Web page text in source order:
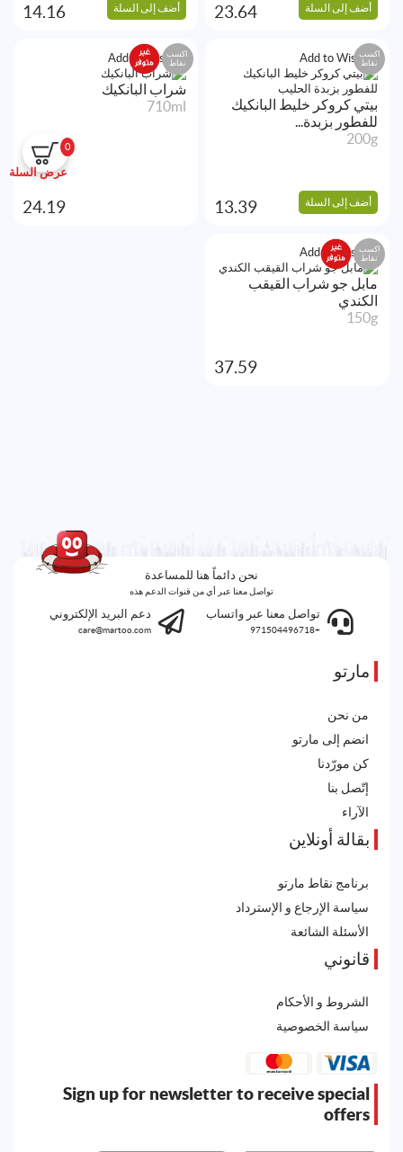
0
عرض السلة
أضف إلى السلة 23.64 أضف إلى السلة 14.16
Add to Wishlist
اكسب
نقاط
بيتي كروكر خليط البانكيك
للفطور بزبدة...
200g
أضف إلى السلة 13.39
Add to Wishlist
اكسب
نقاط
شراب البانكيك
710ml
24.19
Add to Wishlist
اكسب
نقاط
مابل جو شراب القيقب
الكندي
150g
37.59
نحن دائماً هنا للمساعدة
تواصل معنا عبر أي من قنوات الدعم هذه
تواصل معنا عبر واتساب
+971504496718
دعم البريد الإلكتروني
care@martoo.com
مارتو
من نحن
انضم إلى مارتو
كن مورّدنا
إتّصل بنا
الآراء
بقالة أونلاين
برنامج نقاط مارتو
سياسة الإرجاع و الإسترداد
الأسئلة الشائعة
قانوني
الشروط و الأحكام
سياسة الخصوصية
Sign up for newsletter to receive special
offers